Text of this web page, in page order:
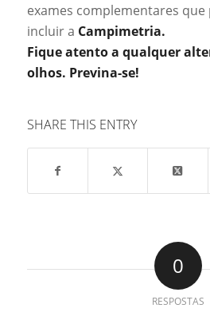
exames complementares
incluir a Campimetria.
Fique atento a qualquer
olhos. Previna-se!
SHARE THIS ENTRY
0
RESPOSTAS